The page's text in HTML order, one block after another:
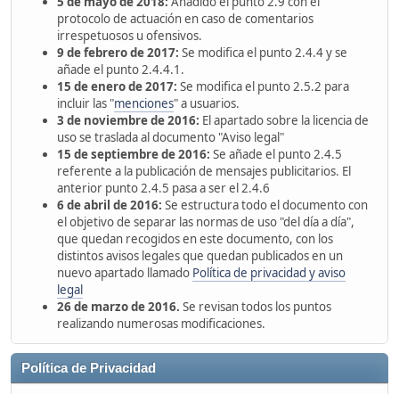
protocolo de actuación en caso de comentarios
irrespetuosos u ofensivos.
9 de febrero de 2017: Se modifica el punto 2.4.4 y se
añade el punto 2.4.4.1.
15 de enero de 2017: Se modifica el punto 2.5.2 para
incluir las "menciones" a usuarios.
3 de noviembre de 2016: El apartado sobre la licencia de
uso se traslada al documento "Aviso legal"
15 de septiembre de 2016: Se añade el punto 2.4.5
referente a la publicación de mensajes publicitarios. El
anterior punto 2.4.5 pasa a ser el 2.4.6
6 de abril de 2016: Se estructura todo el documento con
el objetivo de separar las normas de uso "del día a día",
que quedan recogidos en este documento, con los
distintos avisos legales que quedan publicados en un
nuevo apartado llamado Política de privacidad y aviso
legal
26 de marzo de 2016. Se revisan todos los puntos
realizando numerosas modificaciones.
Política de Privacidad